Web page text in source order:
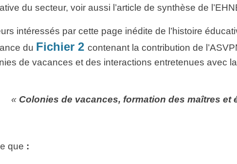
du secteur, voir aussi l’article de synthèse de
intéressés par cette page inédite de l’histoire
du Fichier 2 contenant la contribution de
de vacances et des interactions entretenues avec
« Colonies de vacances, formation des maîtres et
que :